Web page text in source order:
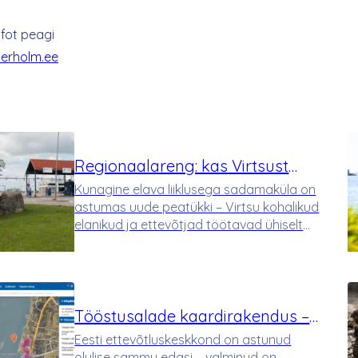
peagi
Regionaalareng: kas Virtsust
saab selle eeskuju?
Kunagine elava liiklusega sadamaküla on
astumas uude peatükki – Virtsu kohalikud
elanikud ja ettevõtjad töötavad ühiselt
Tööstusalade kaardirakendus –
Werderholm nutikaks
Eesti ettevõtluskeskkond on astunud